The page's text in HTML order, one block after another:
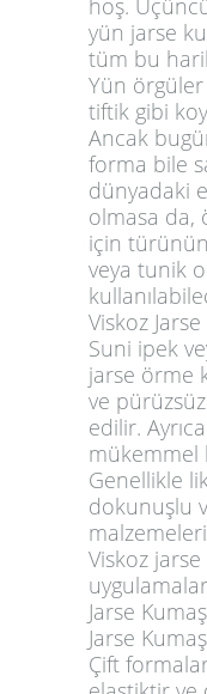
hoş.
yün jarse
tüm bu
Yün
tiftik gibi
Ancak
forma bile
dünyadaki
olmasa da,
için
veya tunik
Viskoz
Suni ipek
jarse örme
ve
edilir.
mükemmel
Genellikle
dokunuşlu
Viskoz
Jarse
Jarse
Çift